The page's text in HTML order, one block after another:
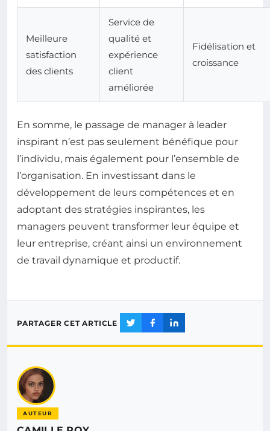
Meilleure
satisfaction
des clients
Service de
qualité et
expérience
client
améliorée
Fidélisation et
croissance
En somme, le passage de manager à leader
inspirant n’est pas seulement bénéfique pour
l’individu, mais également pour l’ensemble de
l’organisation. En investissant dans le
développement de leurs compétences et en
adoptant des stratégies inspirantes, les
managers peuvent transformer leur équipe et
leur entreprise, créant ainsi un environnement
de travail dynamique et productif.
PARTAGER CET ARTICLE
AUTEUR